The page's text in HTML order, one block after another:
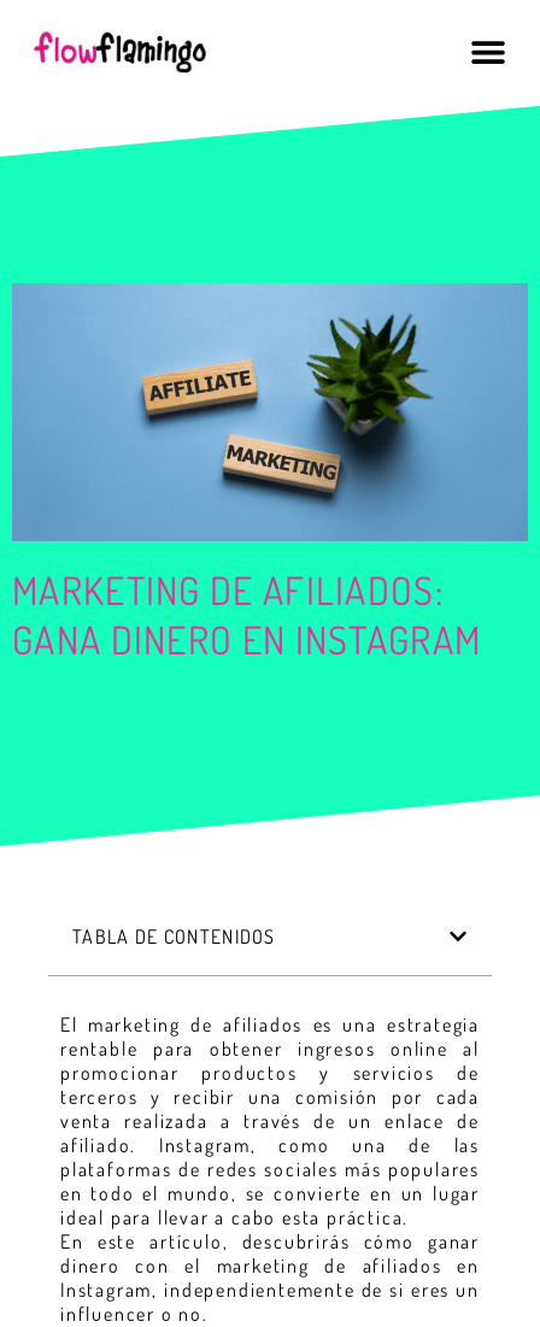
MARKETING DE AFILIADOS:
GANA DINERO EN INSTAGRAM
TABLA DE CONTENIDOS
El marketing de afiliados es una estrategia
rentable para obtener ingresos online al
promocionar productos y servicios de
terceros y recibir una comisión por cada
venta realizada a través de un enlace de
afiliado. Instagram, como una de las
plataformas de redes sociales más populares
en todo el mundo, se convierte en un lugar
ideal para llevar a cabo esta práctica.
En este artículo, descubrirás cómo ganar
dinero con el marketing de afiliados en
Instagram, independientemente de si eres un
influencer o no.